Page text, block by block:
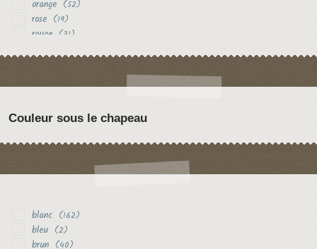
orange (52)
rose (19)
rouge (31)
Couleur sous le chapeau
blanc (162)
bleu (2)
brun (40)